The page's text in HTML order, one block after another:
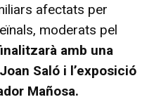
afectats per
moderats pel
amb una
Saló i l’exposició
Mañosa.